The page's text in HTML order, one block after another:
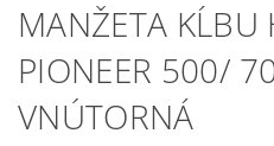
MANŽETA KĹBU
PIONEER 500/
VNÚTORNÁ